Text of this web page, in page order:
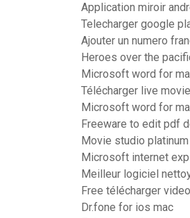
Application miroir
Telecharger google
Ajouter un numero
Heroes over the
Microsoft word for
Télécharger live
Microsoft word for
Freeware to edit pdf
Movie studio
Microsoft internet
Meilleur logiciel
Free télécharger
Dr.fone for ios mac